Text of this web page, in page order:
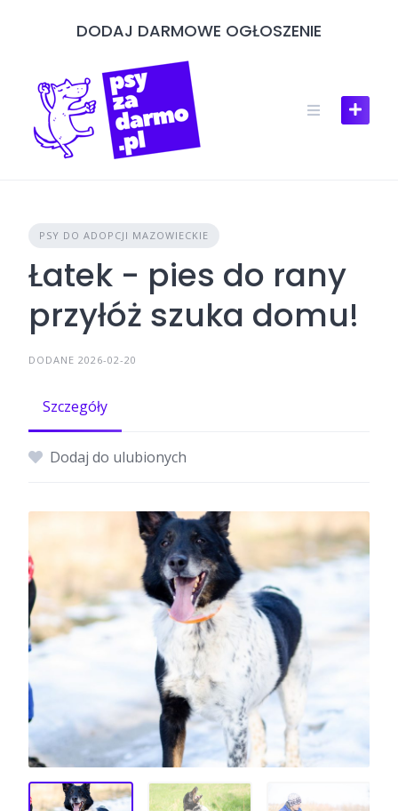
DODAJ DARMOWE OGŁOSZENIE
PSY DO ADOPCJI MAZOWIECKIE
Łatek - pies do rany
przyłóż szuka domu!
DODANE 2026-02-20
Szczegóły
Dodaj do ulubionych